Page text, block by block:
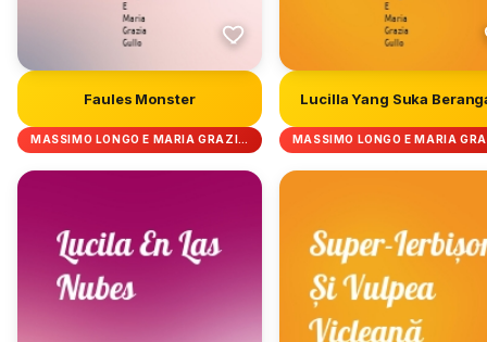
Faules Monster
MASSIMO LONGO E MARIA GRAZI…
Lucilla Yang Suka
MASSIMO LONGO E MARIA